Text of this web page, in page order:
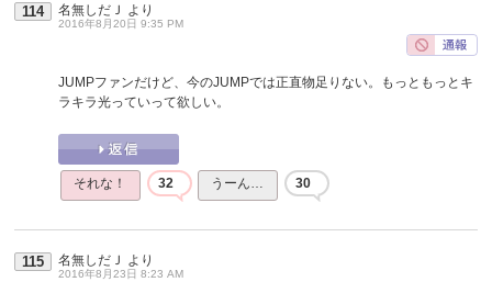
114 名無しだＪ より
2016年8月20日 9:35 PM
JUMPファンだけど、今のJUMPでは正直物足りない。もっともっとキ
ラキラ光っていって欲しい。
それな！ 32 うーん… 30
115 名無しだＪ より
2016年8月23日 8:23 AM